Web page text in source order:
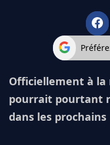
Officiellement à la
pourrait pourtant
dans les prochains